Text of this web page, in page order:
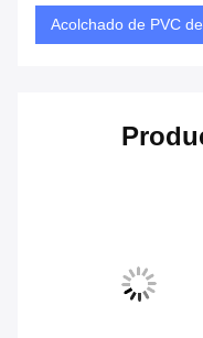
Acolchado de PVC